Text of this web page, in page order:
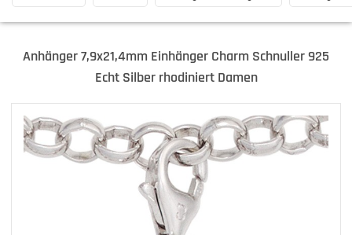
Anhänger 7,9x21,4mm Einhänger Charm Schnuller 925
Echt Silber rhodiniert Damen